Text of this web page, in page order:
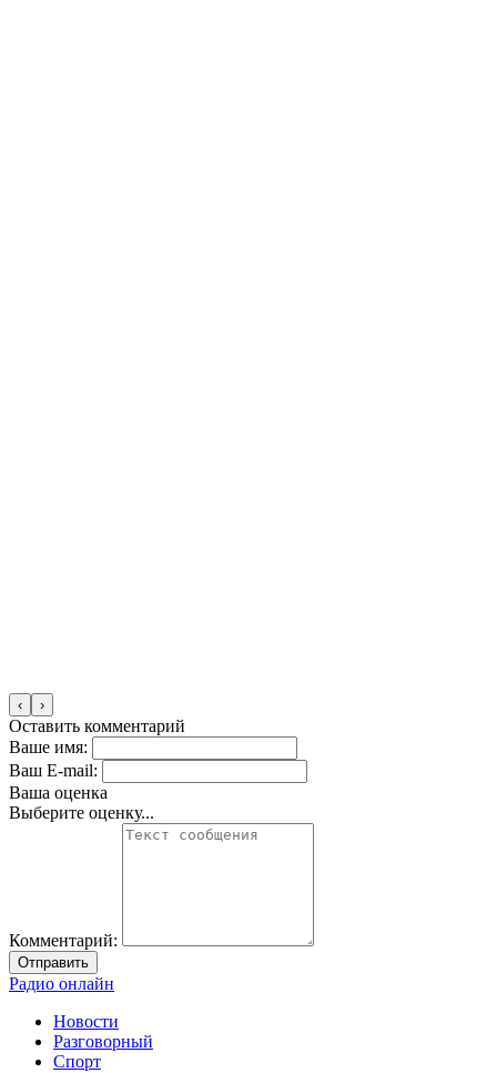
‹ ›
Оставить комментарий
Ваше имя:
Ваш E-mail:
Ваша оценка
Выберите оценку...
Комментарий:
Отправить
Радио онлайн
Новости
Разговорный
Спорт